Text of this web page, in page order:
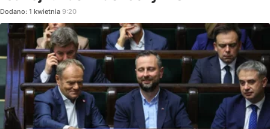
Dodano: 1 kwietnia 9:20